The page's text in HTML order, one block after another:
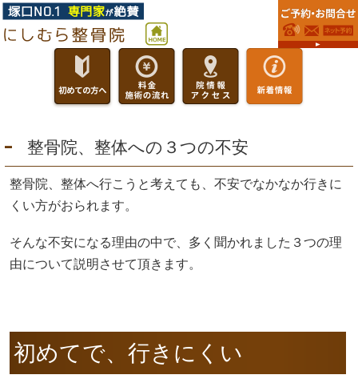
整骨院、整体への３つの不安
整骨院、整体へ行こうと考えても、不安でなかなか行きに
くい方がおられます。
そんな不安になる理由の中で、多く聞かれました３つの理
由について説明させて頂きます。
初めてで、行きにくい